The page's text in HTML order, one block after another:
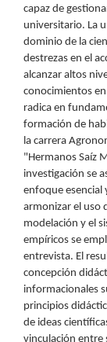
capaz de
universitario. La
dominio de la
destrezas en el
alcanzar altos
conocimientos
radica en
formación de
la carrera
"Hermanos Saíz
investigación se
enfoque esencial
armonizar el uso
modelación y el
empíricos se
entrevista. El
concepción
informacionales
principios
de ideas
vinculación entre